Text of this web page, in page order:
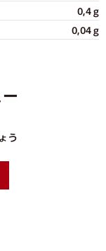
0,4 g
0,04 g
う